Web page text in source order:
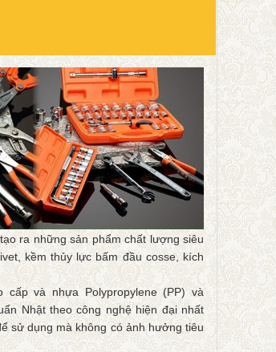
ra những sản phẩm chất lượng siêu
kềm thủy lực bấm đầu cosse, kích
và nhựa Polypropylene (PP) và
Nhật theo công nghệ hiện đại nhất
sử dụng mà không có ảnh hưởng tiêu